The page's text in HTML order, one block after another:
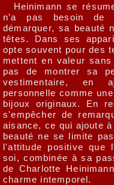
Heinimann se
n'a pas besoin de
démarquer, sa beauté
têtes. Dans ses
opte souvent pour des
mettent en valeur
pas de montrer sa
vestimentaire, en
personnelle comme
bijoux originaux. En
s'empêcher de
aisance, ce qui ajoute
beauté ne se limite
l'attitude positive que
soi, combinée à sa
de Charlotte
charme intemporel.